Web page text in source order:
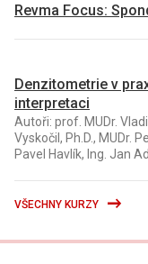
Revma Focus:
Denzitometrie v
interpretaci
Autoři: prof. MUDr.
Vyskočil, Ph.D., MUDr.
Pavel Havlík, Ing. Jan
VŠECHNY KURZY